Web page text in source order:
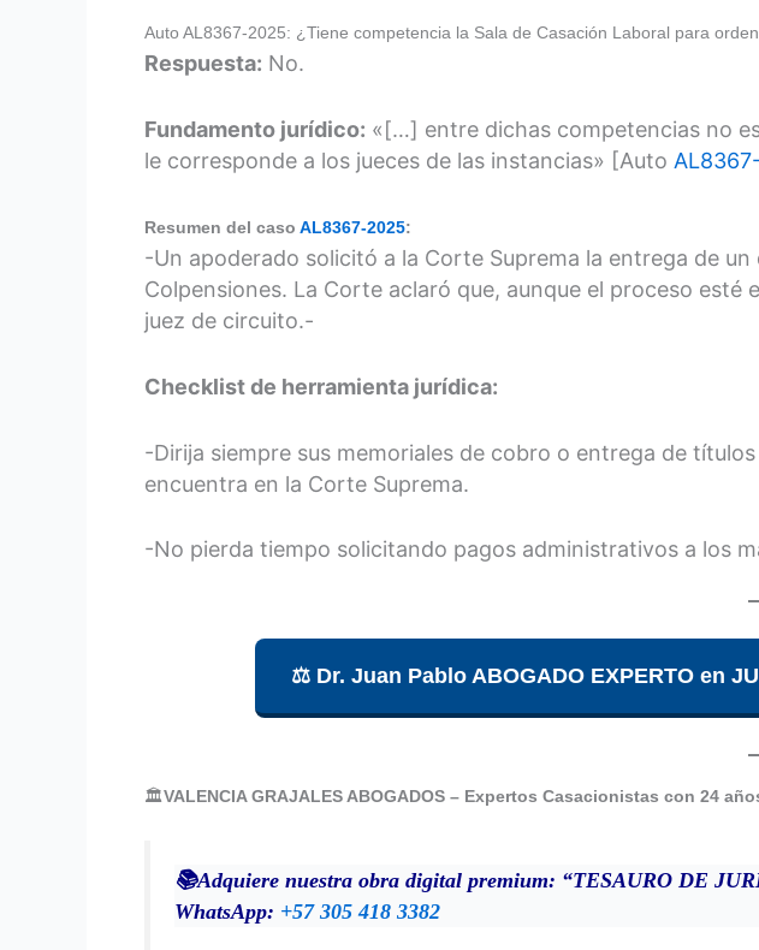
Auto AL8367-2025: ¿Tiene competencia la Sala de Casación Laboral para
Respuesta: No.
Fundamento jurídico: «[…] entre dichas competencias no
le corresponde a los jueces de las instancias» [Auto
Resumen del caso AL8367-2025:
-Un apoderado solicitó a la Corte Suprema la entrega de
Colpensiones. La Corte aclaró que, aunque el proceso
juez de circuito.-
Checklist de herramienta jurídica:
-Dirija siempre sus memoriales de cobro o entrega de
encuentra en la Corte Suprema.
-No pierda tiempo solicitando pagos administrativos a los
⚖️ Dr. Juan Pablo ABOGADO EXPERTO en
🏛️VALENCIA GRAJALES ABOGADOS – Expertos Casacionistas con 24
📚Adquiere nuestra obra digital premium: “TESAURO DE
WhatsApp: +57 305 418 3382